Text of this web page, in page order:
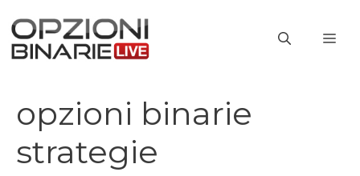
contenuto
opzioni binarie
strategie